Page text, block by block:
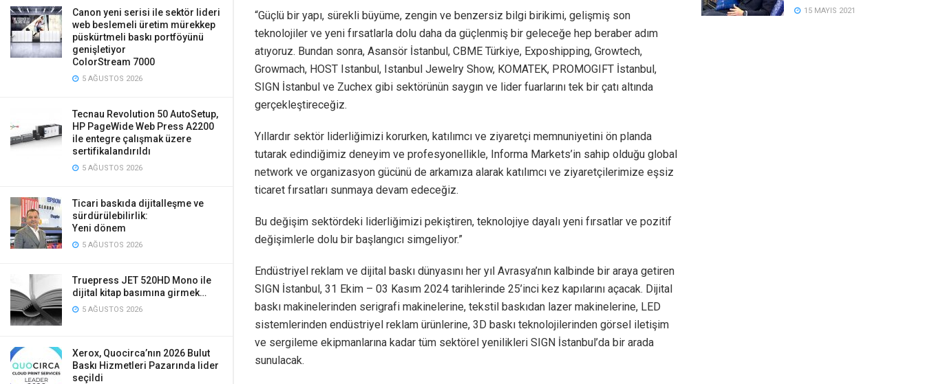
Canon yeni serisi ile sektör lideri
web beslemeli üretim mürekkep
püskürtmeli baskı portföyünü
genişletiyor
ColorStream 7000
5 AĞUSTOS 2026
Tecnau Revolution 50 AutoSetup,
HP PageWide Web Press A2200
ile entegre çalışmak üzere
sertifikalandırıldı
5 AĞUSTOS 2026
Ticari baskıda dijitalleşme ve
sürdürülebilirlik:
Yeni dönem
5 AĞUSTOS 2026
Truepress JET 520HD Mono ile
dijital kitap basımına girmek…
5 AĞUSTOS 2026
Xerox, Quocirca’nın 2026 Bulut
Baskı Hizmetleri Pazarında lider
seçildi
“Güçlü bir yapı, sürekli büyüme, zengin ve benzersiz bilgi birikimi, gelişmiş son
teknolojiler ve yeni fırsatlarla dolu daha da güçlenmiş bir geleceğe hep beraber adım
atıyoruz. Bundan sonra, Asansör İstanbul, CBME Türkiye, Exposhipping, Growtech,
Growmach, HOST Istanbul, Istanbul Jewelry Show, KOMATEK, PROMOGIFT İstanbul,
SIGN İstanbul ve Zuchex gibi sektörünün saygın ve lider fuarlarını tek bir çatı altında
gerçekleştireceğiz.
Yıllardır sektör liderliğimizi korurken, katılımcı ve ziyaretçi memnuniyetini ön planda
tutarak edindiğimiz deneyim ve profesyonellikle, Informa Markets’in sahip olduğu global
network ve organizasyon gücünü de arkamıza alarak katılımcı ve ziyaretçilerimize eşsiz
ticaret fırsatları sunmaya devam edeceğiz.
Bu değişim sektördeki liderliğimizi pekiştiren, teknolojiye dayalı yeni fırsatlar ve pozitif
değişimlerle dolu bir başlangıcı simgeliyor.”
Endüstriyel reklam ve dijital baskı dünyasını her yıl Avrasya’nın kalbinde bir araya getiren
SIGN İstanbul, 31 Ekim – 03 Kasım 2024 tarihlerinde 25’inci kez kapılarını açacak. Dijital
baskı makinelerinden serigrafi makinelerine, tekstil baskıdan lazer makinelerine, LED
sistemlerinden endüstriyel reklam ürünlerine, 3D baskı teknolojilerinden görsel iletişim
ve sergileme ekipmanlarına kadar tüm sektörel yenilikleri SIGN İstanbul’da bir arada
sunulacak.
15 MAYIS 2021